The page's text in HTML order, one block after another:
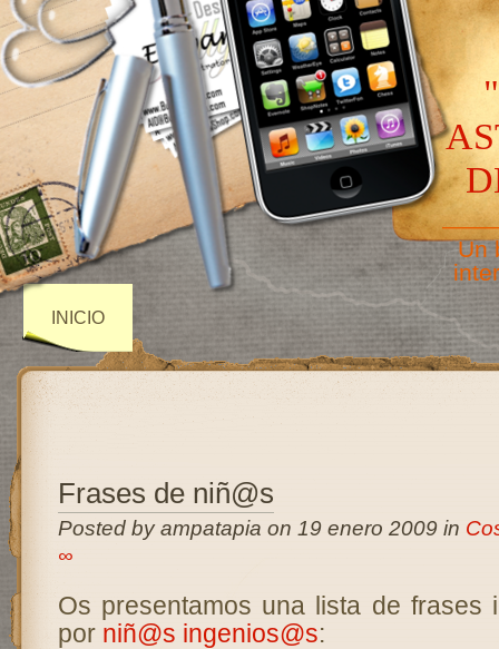
Un
INICIO
Frases de niñ@s
Posted by ampatapia on 19 enero 2009 in
∞
Os presentamos una lista de frases
por niñ@s ingenios@s: